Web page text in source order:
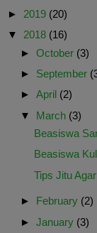
► 2019 (20)
▼ 2018 (16)
► October (3)
► September
► April (2)
▼ March (3)
Beasiswa
Beasiswa
Tips Jitu
► February (2)
► January (3)